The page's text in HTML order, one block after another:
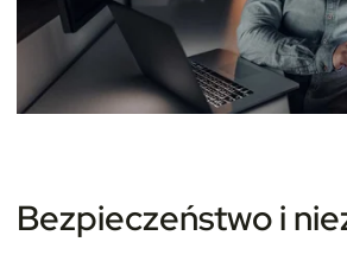
Bezpieczeństwo i